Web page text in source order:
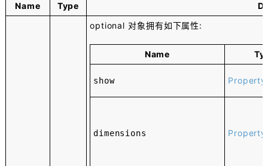
Name Type
optional 对象拥有如下属性:
Name
show Property
dimensions Property